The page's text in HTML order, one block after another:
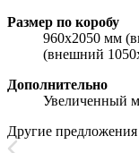
Размер по коробу
960х2050 мм
(внешний
Дополнительно
Увеличенный
Другие предложения